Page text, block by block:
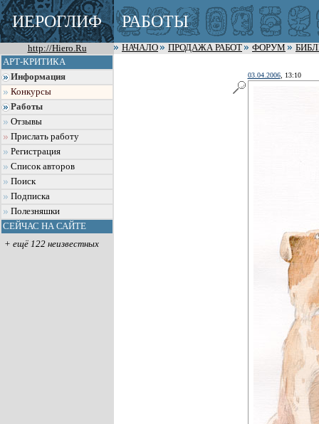
ИЕРОГЛИФ РАБОТЫ
http://Hiero.Ru НАЧАЛО ПРОДАЖА РАБОТ ФОРУМ
АРТ-КРИТИКА
Информация
Конкурсы
Работы
Отзывы
Прислать работу
Регистрация
Список авторов
Поиск
Подписка
Полезняшки
СЕЙЧАС НА САЙТЕ
+ ещё 122 неизвестных
03.04.2006, 13:10